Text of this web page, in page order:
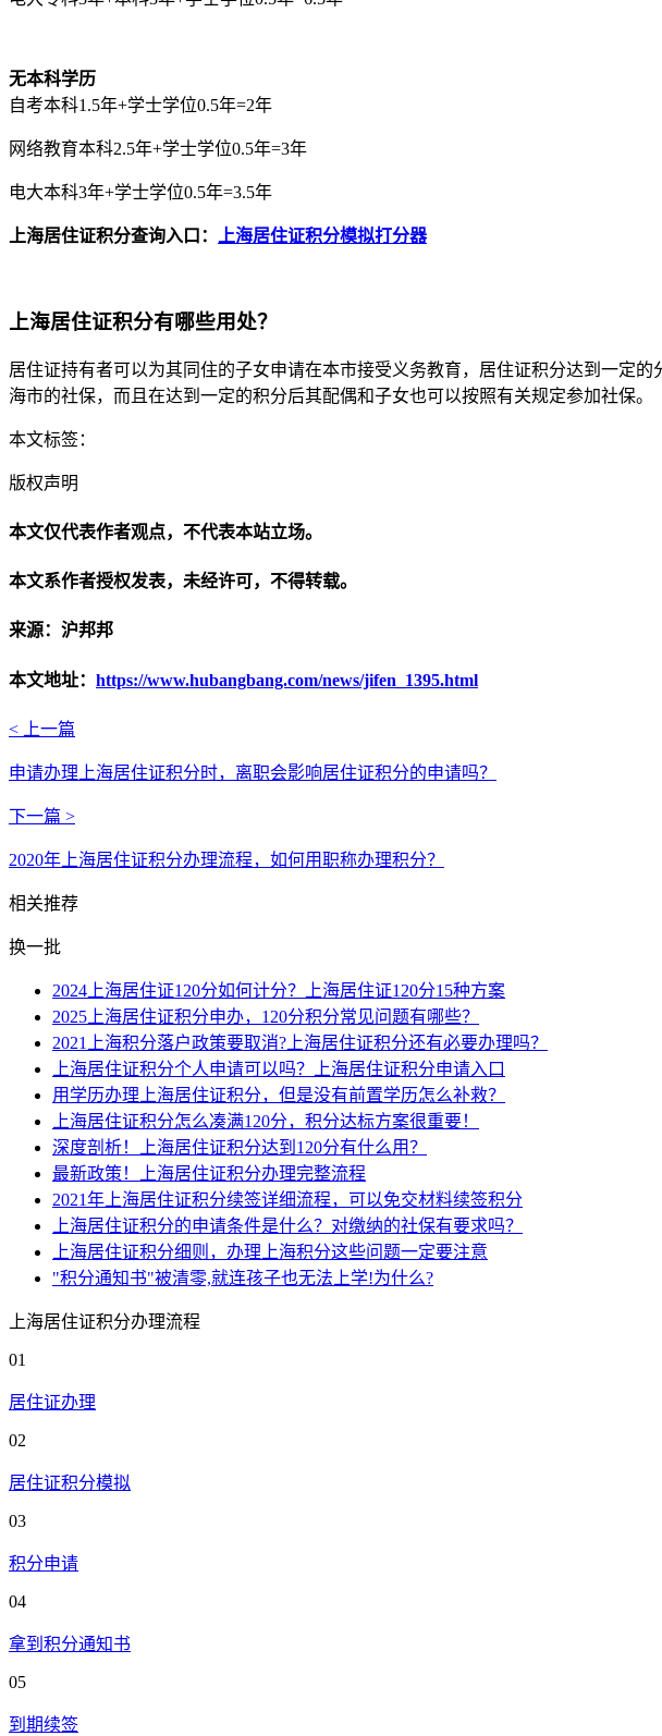
无本科学历
自考本科1.5年+学士学位0.5年=2年
网络教育本科2.5年+学士学位0.5年=3年
电大本科3年+学士学位0.5年=3.5年
上海居住证积分查询入口： 上海居住证积分模拟打分器
上海居住证积分有哪些用处？
居住证持有者可以为其同住的子女申请在本市接受义务教育，居住证积分达到一定
海市的社保，而且在达到一定的积分后其配偶和子女也可以按照有关规定参加社保。
本文标签：
版权声明
本文仅代表作者观点，不代表本站立场。
本文系作者授权发表，未经许可，不得转载。
来源：沪邦邦
本文地址： https://www.hubangbang.com/news/jifen_1395.html
< 上一篇
申请办理上海居住证积分时，离职会影响居住证积分的申请吗？
下一篇 >
2020年上海居住证积分办理流程，如何用职称办理积分？
相关推荐
换一批
2024上海居住证120分如何计分？上海居住证120分15种方案
2025上海居住证积分申办，120分积分常见问题有哪些？
2021上海积分落户政策要取消?上海居住证积分还有必要办理吗？
上海居住证积分个人申请可以吗？上海居住证积分申请入口
用学历办理上海居住证积分，但是没有前置学历怎么补救？
上海居住证积分怎么凑满120分，积分达标方案很重要！
深度剖析！上海居住证积分达到120分有什么用？
最新政策！上海居住证积分办理完整流程
2021年上海居住证积分续签详细流程，可以免交材料续签积分
上海居住证积分的申请条件是什么？对缴纳的社保有要求吗？
上海居住证积分细则，办理上海积分这些问题一定要注意
"积分通知书"被清零,就连孩子也无法上学!为什么?
上海居住证积分办理流程
01
居住证办理
02
居住证积分模拟
03
积分申请
04
拿到积分通知书
05
到期续签